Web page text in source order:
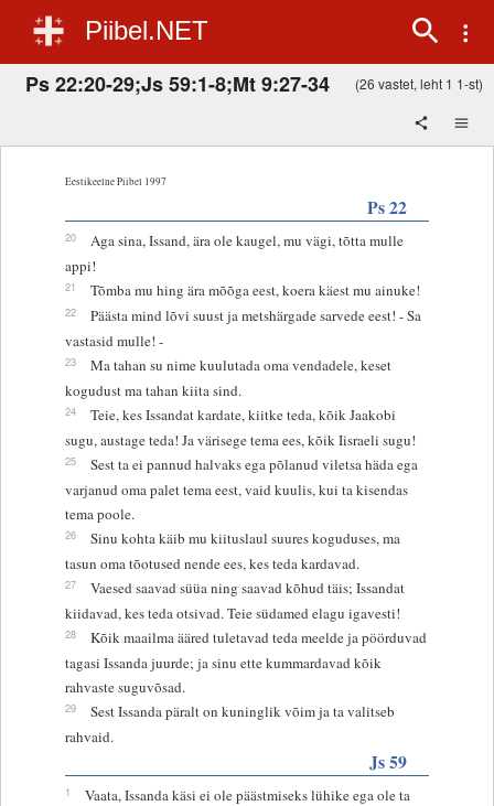
Piibel.NET
Ps 22:20-29;Js 59:1-8;Mt 9:27-34 (26 vastet, leht 1 1-st)
Eestikeelne Piibel 1997
Ps 22
20
Aga sina, Issand, ära ole kaugel, mu vägi, tõtta mulle
appi!
21 Tõmba mu hing ära mõõga eest, koera käest mu ainuke!
22
Päästa mind lõvi suust ja metshärgade sarvede eest! - Sa
vastasid mulle! -
23
Ma tahan su nime kuulutada oma vendadele, keset
kogudust ma tahan kiita sind.
24
Teie, kes Issandat kardate, kiitke teda, kõik Jaakobi
sugu, austage teda! Ja värisege tema ees, kõik Iisraeli sugu!
25
Sest ta ei pannud halvaks ega põlanud viletsa häda ega
varjanud oma palet tema eest, vaid kuulis, kui ta kisendas
tema poole.
26
Sinu kohta käib mu kiituslaul suures koguduses, ma
tasun oma tõotused nende ees, kes teda kardavad.
27
Vaesed saavad süüa ning saavad kõhud täis; Issandat
kiidavad, kes teda otsivad. Teie südamed elagu igavesti!
28
Kõik maailma ääred tuletavad teda meelde ja pöörduvad
tagasi Issanda juurde; ja sinu ette kummardavad kõik
rahvaste suguvõsad.
29
Sest Issanda päralt on kuninglik võim ja ta valitseb
rahvaid.
Js 59
1
Vaata, Issanda käsi ei ole päästmiseks lühike ega ole ta